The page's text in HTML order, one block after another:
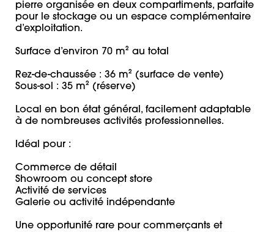
pierre organisée en deux compartiments, parfaite
pour le stockage ou un espace complémentaire
d’exploitation.
Surface d’environ 70 m² au total
Rez-de-chaussée : 36 m² (surface de vente)
Sous-sol : 35 m² (réserve)
Local en bon état général, facilement adaptable
à de nombreuses activités professionnelles.
Idéal pour :
Commerce de détail
Showroom ou concept store
Activité de services
Galerie ou activité indépendante
Une opportunité rare pour commerçants et